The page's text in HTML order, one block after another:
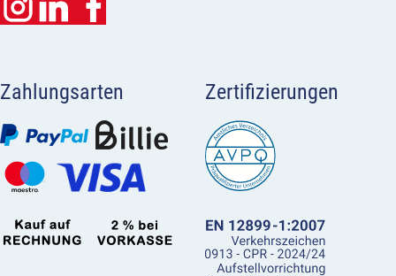
Zahlungsarten Zertifizierungen